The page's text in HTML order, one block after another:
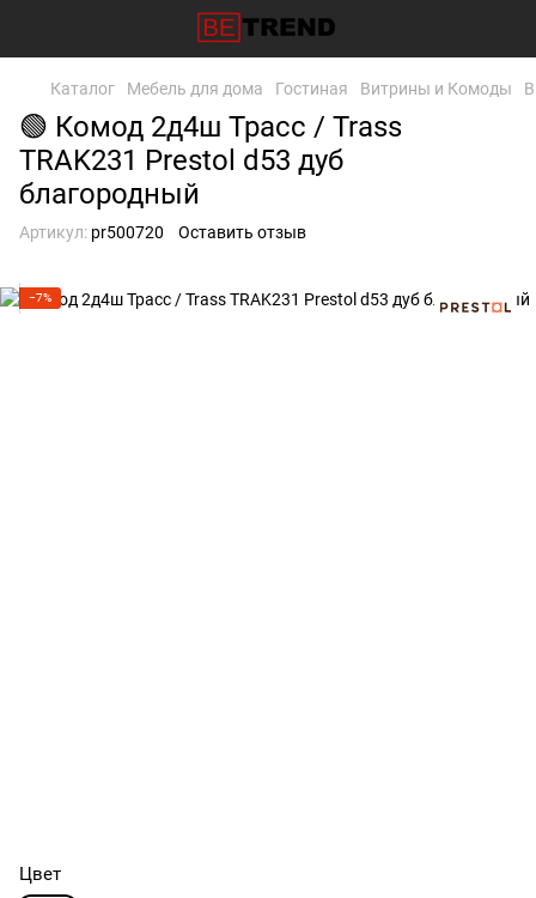
Каталог Мебель для дома Гостиная Витрины и Комоды
🟢 Комод 2д4ш Трасс / Trass
TRAK231 Prestol d53 дуб
благородный
Артикул: pr500720 Оставить отзыв
−7%
Цвет